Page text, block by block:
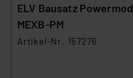
ELV Bausatz
MEXB-PM
Artikel-Nr. 157276